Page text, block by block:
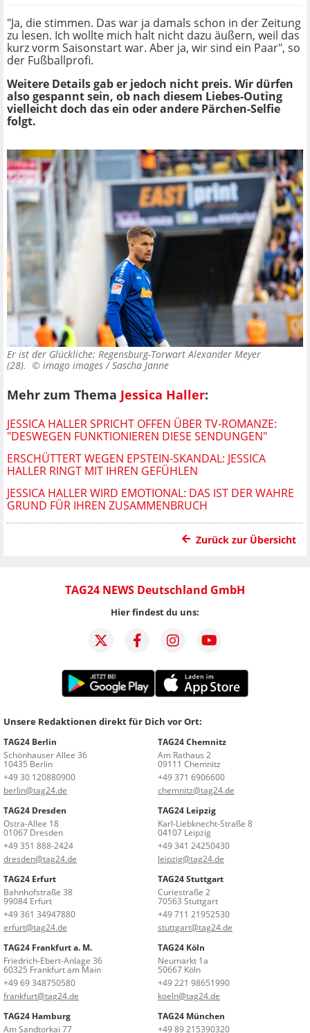
"Ja, die stimmen. Das war ja damals schon in der Zeitung
zu lesen. Ich wollte mich halt nicht dazu äußern, weil das
kurz vorm Saisonstart war. Aber ja, wir sind ein Paar", so
der Fußballprofi.
Weitere Details gab er jedoch nicht preis. Wir dürfen
also gespannt sein, ob nach diesem Liebes-Outing
vielleicht doch das ein oder andere Pärchen-Selfie
folgt.
Er ist der Glückliche: Regensburg-Torwart Alexander Meyer
(28). © imago images / Sascha Janne
Mehr zum Thema Jessica Haller:
JESSICA HALLER SPRICHT OFFEN ÜBER TV-ROMANZE:
"DESWEGEN FUNKTIONIEREN DIESE SENDUNGEN"
ERSCHÜTTERT WEGEN EPSTEIN-SKANDAL: JESSICA
HALLER RINGT MIT IHREN GEFÜHLEN
JESSICA HALLER WIRD EMOTIONAL: DAS IST DER WAHRE
GRUND FÜR IHREN ZUSAMMENBRUCH
Zurück zur Übersicht
TAG24 NEWS Deutschland GmbH
Hier findest du uns:
Unsere Redaktionen direkt für Dich vor Ort:
TAG24 Berlin
Schönhauser Allee 36
10435 Berlin
+49 30 120880900
berlin@tag24.de
TAG24 Chemnitz
Am Rathaus 2
09111 Chemnitz
+49 371 6906600
chemnitz@tag24.de
TAG24 Dresden
Ostra-Allee 18
01067 Dresden
+49 351 888-2424
dresden@tag24.de
TAG24 Leipzig
Karl-Liebknecht-Straße 8
04107 Leipzig
+49 341 24250430
leipzig@tag24.de
TAG24 Erfurt
Bahnhofstraße 38
99084 Erfurt
+49 361 34947880
erfurt@tag24.de
TAG24 Stuttgart
Curiestraße 2
70563 Stuttgart
+49 711 21952530
stuttgart@tag24.de
TAG24 Frankfurt a. M.
Friedrich-Ebert-Anlage 36
60325 Frankfurt am Main
+49 69 348750580
frankfurt@tag24.de
TAG24 Köln
Neumarkt 1a
50667 Köln
+49 221 98651990
koeln@tag24.de
TAG24 Hamburg
Am Sandtorkai 77
TAG24 München
+49 89 215390320